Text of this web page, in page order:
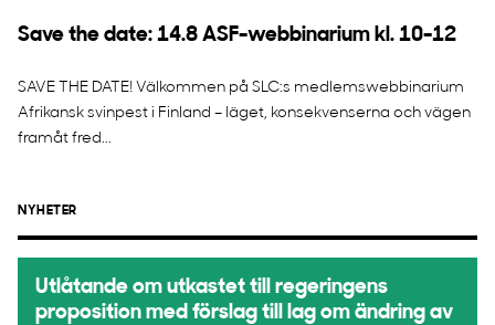
Save the date: 14.8 ASF-webbinarium kl. 10-12
SAVE THE DATE! Välkommen på SLC:s medlemswebbinarium
Afrikansk svinpest i Finland – läget, konsekvenserna och vägen
framåt fred...
NYHETER
Utlåtande om utkastet till regeringens
proposition med förslag till lag om ändring av